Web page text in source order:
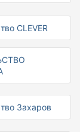
CLEVER
Захаров